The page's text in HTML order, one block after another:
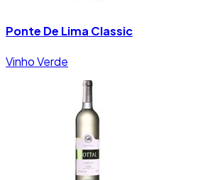
Ponte De Lima Classic
Vinho Verde